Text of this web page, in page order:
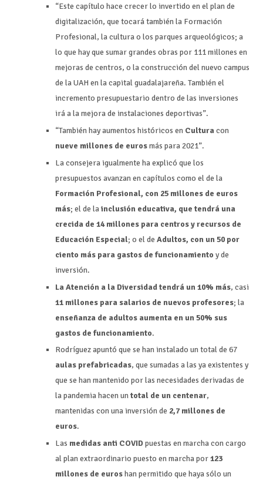
“Este capítulo hace crecer lo invertido en el plan de
digitalización, que tocará también la Formación
Profesional, la cultura o los parques arqueológicos; a
lo que hay que sumar grandes obras por 111 millones en
mejoras de centros, o la construcción del nuevo campus
de la UAH en la capital guadalajareña. También el
incremento presupuestario dentro de las inversiones
irá a la mejora de instalaciones deportivas”.
“También hay aumentos históricos en Culturacon
nueve millones de eurosmás para 2021”.
La consejera igualmente ha explicó que los
presupuestos avanzan en capítulos como el de la
Formación Profesional, con 25 millones de euros
más; el de lainclusión educativa, que tendrá una
crecida de 14 millones para centros y recursos de
Educación Especial; o el deAdultos, con un 50 por
ciento más para gastos de funcionamiento y de
inversión.
La Atención a la Diversidad tendrá un 10% más, casi
11 millones para salarios de nuevos profesores; la
enseñanza de adultos aumenta en un 50% sus
gastos de funcionamiento.
Rodríguez apuntó que se han instalado un total de 67
aulas prefabricadas, que sumadas a las ya existentes y
que se han mantenido por las necesidades derivadas de
la pandemia hacen untotal de un centenar,
mantenidas con una inversión de 2,7 millones de
euros.
Las medidas anti COVID puestas en marcha con cargo
al plan extraordinario puesto en marcha por123
millones de euroshan permitido que haya sólo un